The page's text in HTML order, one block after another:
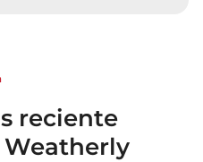
reciente